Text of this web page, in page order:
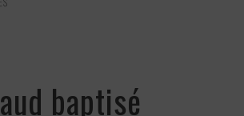
baptisé